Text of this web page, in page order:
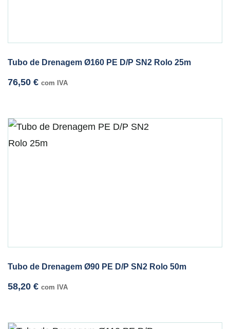
Tubo de Drenagem Ø160 PE D/P SN2 Rolo 25m
76,50 € com IVA
Tubo de Drenagem Ø90 PE D/P SN2 Rolo 50m
58,20 € com IVA